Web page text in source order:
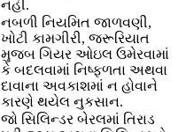
નહીં.
નબળી નિયમિત જાળવણી,
ખોટી કામગીરી, જરૂરિયાત
મુજબ ગિયર ઓઇલ ઉમેરવામાં
કે બદલવામાં નિષ્ફળતા અથવા
દાવાના અવકાશમાં ન હોવાને
કારણે થયેલ નુકસાન.
જો સિલિન્ડર બેરલમાં તિરાડ